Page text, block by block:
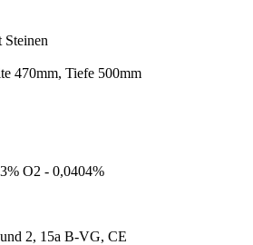
Steinen
470mm, Tiefe 500mm
O2 - 0,0404%
2, 15a B-VG, CE